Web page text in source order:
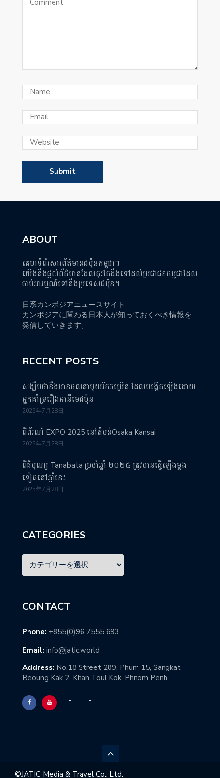
ABOUT
គេហទំព័រសារព័ត៌មានជប៉ុនកម្ពុជា។
យើងនឹងផ្តល់ព័ត៌មានដែលគួរតែដឹងទៅដល់ប្រជាជនកម្ពុជាដែល
ចាប់អារម្មណ៍ទៅនឹងប្រទេសជប៉ុន។
日系カンボジアニュースサイト
カンボジアに関わる日本人が知っておくべき情報を
発信していきます。
RECENT POSTS
សង្ឃឹមថានឹងមានចលនាមួយរីកចម្រើន ដែលបង្កើតឡើងដោយ
អ្នកគាំទ្ររឿងអានីមេជប៉ុន
2025年7月28日
ពិព័រណ៌ EXPO 2025 នៅតំបន់Osaka Kansai
2025年7月28日
ពិធីបុណ្យ Tanabata ប្រចាំឆ្នាំ ២០២៥ ត្រូវបានធ្វើឡើងម្តង
ទៀតនៅឆ្នាំនេះ
2025年7月28日
CATEGORIES
CONTACT
Phone: +855(0)96 7555 693
Email: info@jatic.world
Address: No,18 Street 289, Phum 15, Sangkat
Beoung Kak 2, Khan Toul Kok, Phnom Penh
©︎JATIC Media & Travel Co., Ltd.